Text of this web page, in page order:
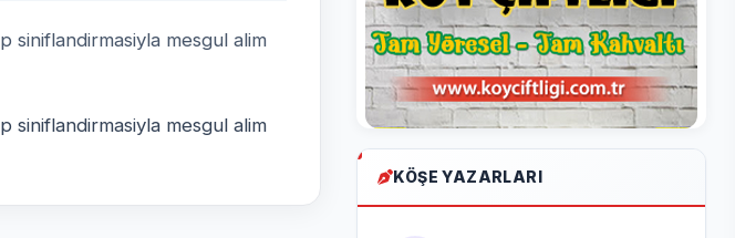
siniflandirmasiyla mesgul alim
siniflandirmasiyla mesgul alim
KÖŞE YAZARLARI